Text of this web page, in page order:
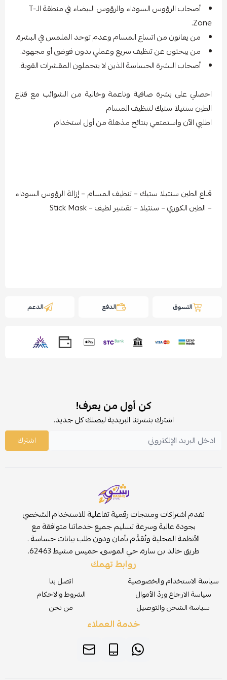
أصحاب الرؤوس السوداء والرؤوس البيضاء في منطقة الـT-
Zone.
من يعانون من اتساع المسام وعدم توحد الملمس في البشرة.
من يبحثون عن تنظيف سريع وعملي بدون فوضى أو مجهود.
أصحاب البشرة الحساسة الذين لا يتحملون المقشرات القوية.
احصلي على بشرة صافية وناعمة وخالية من الشوائب مع قناع
الطين سنتيلا ستيك لتنظيف المسام
اطلبي الآن واستمتعي بنتائج مذهلة من أول استخدام
قناع الطين سنتيلا ستيك – تنظيف المسام – إزالة الرؤوس السوداء
– الطين الكوري – سنتيلا – تقشير لطيف – Stick Mask
التسوق الدفع الدعم
كن أول من يعرف!
اشترك بنشرتنا البريدية ليصلك كل جديد.
اشترك
نقدم اشتراكات ومنتجات رقمية تفاعلية للاستخدام الشخصي
بجودة عالية وسرعة تسليم جميع خدماتنا متوافقة مع
الأنظمة المحلية وتُقدَّم بأمان ودون طلب بيانات حساسة .
طريق خالد بن سارة، حي الموسى، خميس مشيط 62463.
روابط تهمك
سياسة الاستخدام والخصوصية
سياسة الارجاع وردّ الأموال
سياسة الشحن والتوصيل
اتصل بنا
الشروط والاحكام
من نحن
خدمة العملاء